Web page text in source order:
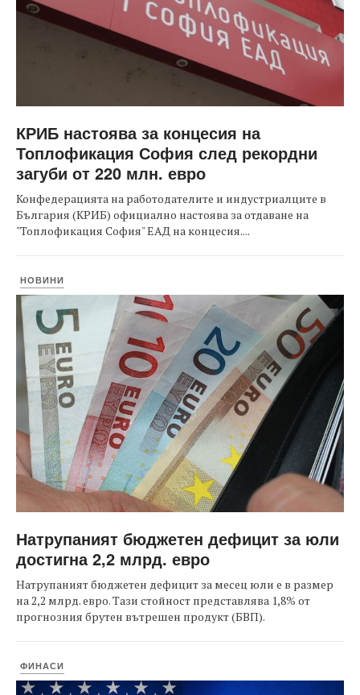
КРИБ настоява за концесия на
Топлофикация София след рекордни
загуби от 220 млн. евро
Конфедерацията на работодателите и индустриалците в
България (КРИБ) официално настоява за отдаване на
"Топлофикация София" ЕАД на концесия....
НОВИНИ
Натрупаният бюджетен дефицит за юли
достигна 2,2 млрд. евро
Натрупаният бюджетен дефицит за месец юли е в размер
на 2,2 млрд. евро. Тази стойност представлява 1,8% от
прогнозния брутен вътрешен продукт (БВП).
ФИНАСИ